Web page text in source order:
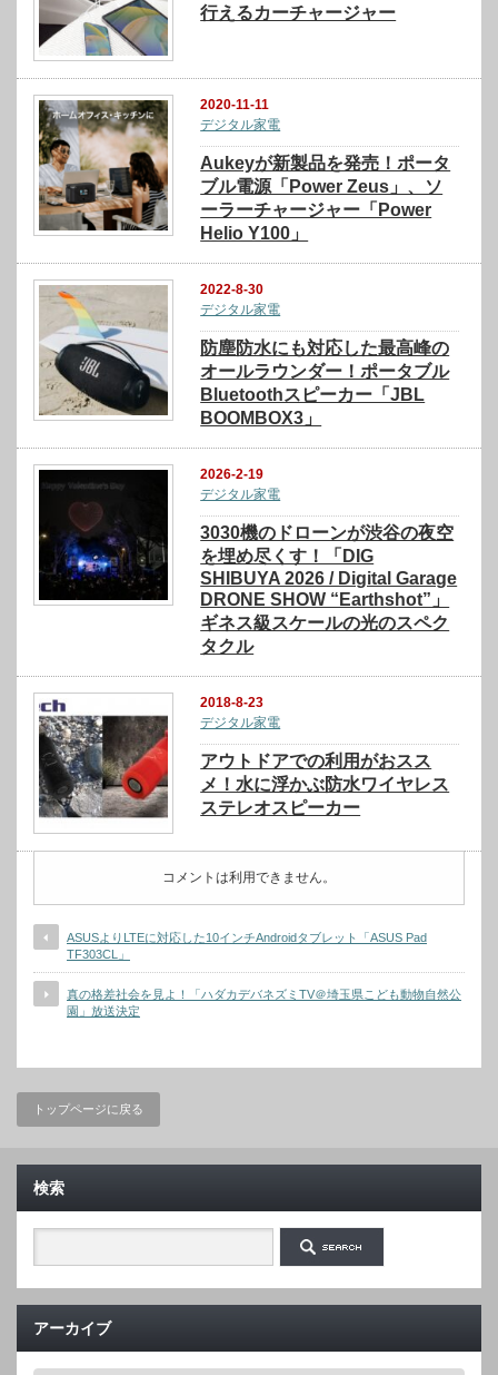
行えるカーチャージャー
2020-11-11
デジタル家電
Aukeyが新製品を発売！ポータ
ブル電源「Power Zeus」、ソ
ーラーチャージャー「Power
Helio Y100」
2022-8-30
デジタル家電
防塵防水にも対応した最高峰の
オールラウンダー！ポータブル
Bluetoothスピーカー「JBL
BOOMBOX3」
2026-2-19
デジタル家電
3030機のドローンが渋谷の夜空
を埋め尽くす！「DIG
SHIBUYA 2026 / Digital Garage
DRONE SHOW “Earthshot”」
ギネス級スケールの光のスペク
タクル
2018-8-23
デジタル家電
アウトドアでの利用がおスス
メ！水に浮かぶ防水ワイヤレス
ステレオスピーカー
コメントは利用できません。
ASUSよりLTEに対応した10インチAndroidタブレット「ASUS Pad
TF303CL」
真の格差社会を見よ！「ハダカデバネズミTV＠埼玉県こども動物自然公
園」放送決定
トップページに戻る
検索
アーカイブ